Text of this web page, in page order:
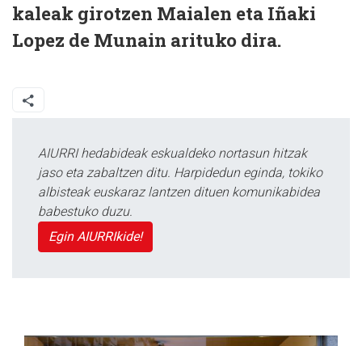
kaleak girotzen Maialen eta Iñaki
Lopez de Munain arituko dira.
AIURRI hedabideak eskualdeko nortasun hitzak
jaso eta zabaltzen ditu. Harpidedun eginda, tokiko
albisteak euskaraz lantzen dituen komunikabidea
babestuko duzu.
Egin AIURRIkide!